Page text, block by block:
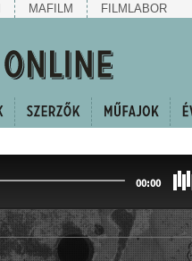
MAFILM FILMLABOR
00:00